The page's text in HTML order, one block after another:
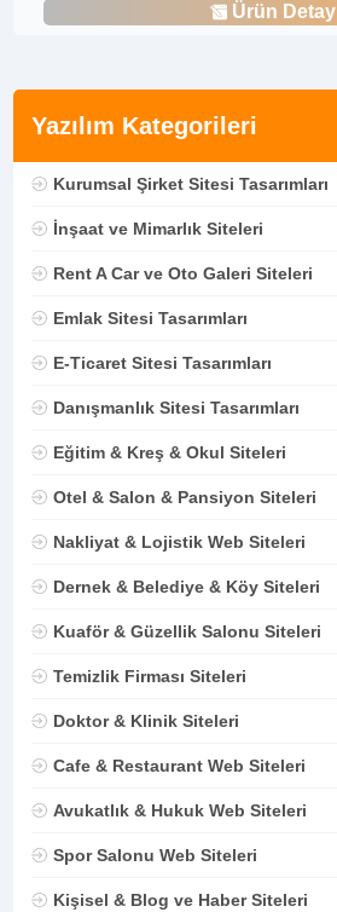
Yazılım Kategorileri
Kurumsal Şirket Sitesi Tasarımları
İnşaat ve Mimarlık Siteleri
Rent A Car ve Oto Galeri Siteleri
Emlak Sitesi Tasarımları
E-Ticaret Sitesi Tasarımları
Danışmanlık Sitesi Tasarımları
Eğitim & Kreş & Okul Siteleri
Otel & Salon & Pansiyon Siteleri
Nakliyat & Lojistik Web Siteleri
Dernek & Belediye & Köy Siteleri
Kuaför & Güzellik Salonu Siteleri
Temizlik Firması Siteleri
Doktor & Klinik Siteleri
Cafe & Restaurant Web Siteleri
Avukatlık & Hukuk Web Siteleri
Spor Salonu Web Siteleri
Kişisel & Blog ve Haber Siteleri
Ürün Detay